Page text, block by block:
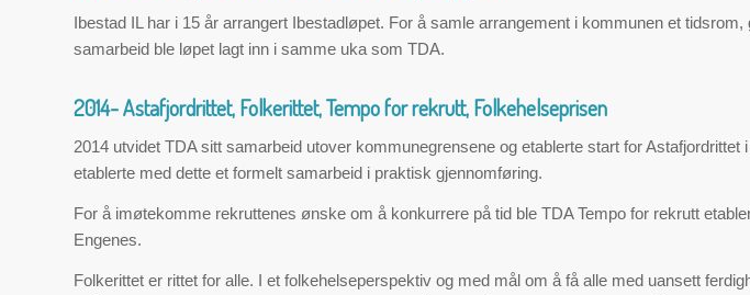
Ibestad IL har i 15 år arrangert Ibestadløpet. For å samle arrangement i kommunen et
samarbeid ble løpet lagt inn i samme uka som TDA.
2014- Astafjordrittet, Folkerittet, Tempo for rekrutt, Folkehelseprisen
2014 utvidet TDA sitt samarbeid utover kommunegrensene og etablerte start for
etablerte med dette et formelt samarbeid i praktisk gjennomføring.
For å imøtekomme rekruttenes ønske om å konkurrere på tid ble TDA Tempo for rekrutt
Engenes.
Folkerittet er rittet for alle. I et folkehelseperspektiv og med mål om å få alle med uansett